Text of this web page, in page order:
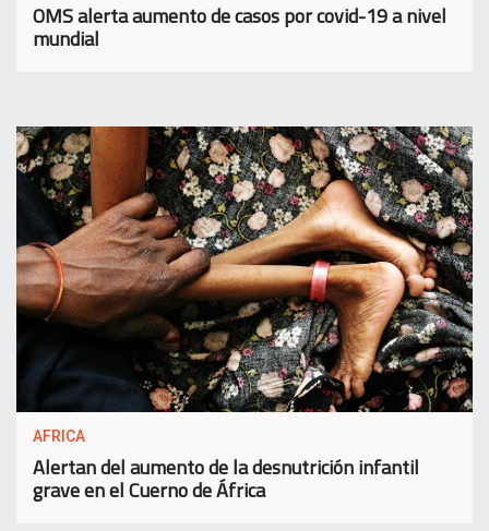
OMS alerta aumento de casos por covid-19 a nivel
mundial
AFRICA
Alertan del aumento de la desnutrición infantil
grave en el Cuerno de África